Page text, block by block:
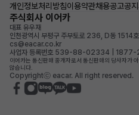
개인정보처리방침이용약관채용공고공
주식회사 이어카
대표 유우재
인천광역시 부평구 주부토로 236, D동 1514호
cs@eacar.co.kr
사업자 등록번호 539-88-02334 |
이어카는 통신판매 중개자로서 통신판매의 당사자가
않습니다.
Copyrightⓒ eacar. All right reserved.